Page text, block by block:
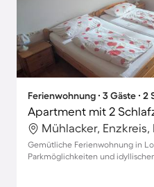
Ferienwohnung ∙ 3 Gäste ∙
Apartment mit 2
Mühlacker,
Gemütliche Ferienwohnung in
Parkmöglichkeiten und